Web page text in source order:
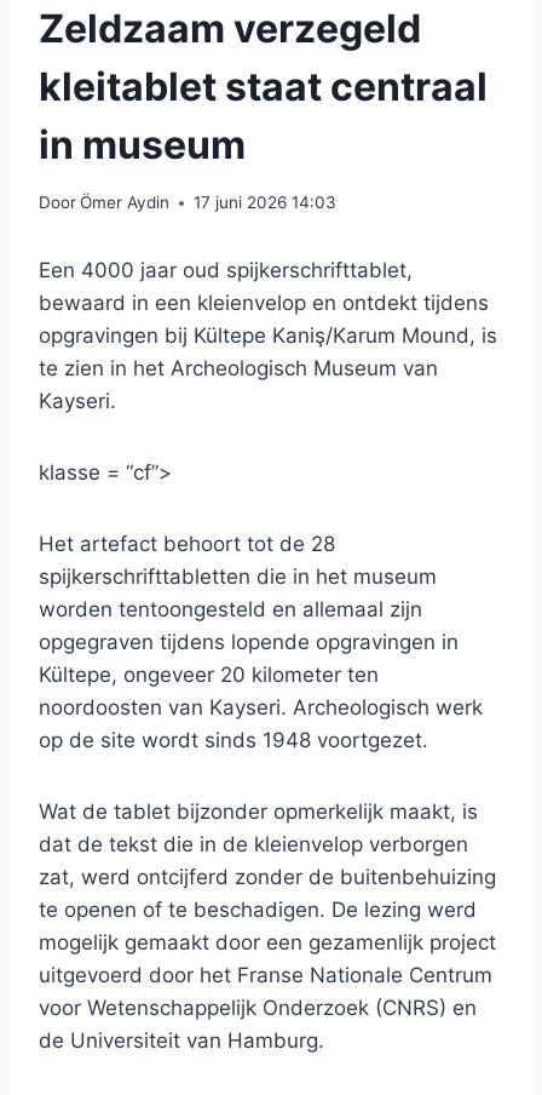
Zeldzaam verzegeld
kleitablet staat centraal
in museum
DoorÖmer Aydin 17 juni 2026 14:03
Een 4000 jaar oud spijkerschrifttablet,
bewaard in een kleienvelop en ontdekt tijdens
opgravingen bij Kültepe Kaniş/Karum Mound, is
te zien in het Archeologisch Museum van
Kayseri.
klasse = “cf”>
Het artefact behoort tot de 28
spijkerschrifttabletten die in het museum
worden tentoongesteld en allemaal zijn
opgegraven tijdens lopende opgravingen in
Kültepe, ongeveer 20 kilometer ten
noordoosten van Kayseri. Archeologisch werk
op de site wordt sinds 1948 voortgezet.
Wat de tablet bijzonder opmerkelijk maakt, is
dat de tekst die in de kleienvelop verborgen
zat, werd ontcijferd zonder de buitenbehuizing
te openen of te beschadigen. De lezing werd
mogelijk gemaakt door een gezamenlijk project
uitgevoerd door het Franse Nationale Centrum
voor Wetenschappelijk Onderzoek (CNRS) en
de Universiteit van Hamburg.